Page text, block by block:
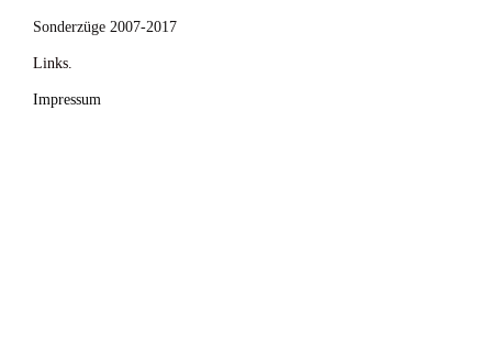
Sonderzüge 2007-2017
Links.
Impressum